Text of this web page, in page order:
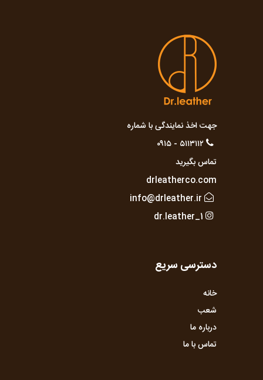
جهت اخذ نمایندگی با شماره
۵۱۱۳۱۱۲ - ۰۹۱۵
تماس بگیرید
drleatherco.com
info@drleather.ir
dr.leather_1
دسترسی سریع
خانه
شعب
درباره ما
تماس با ما